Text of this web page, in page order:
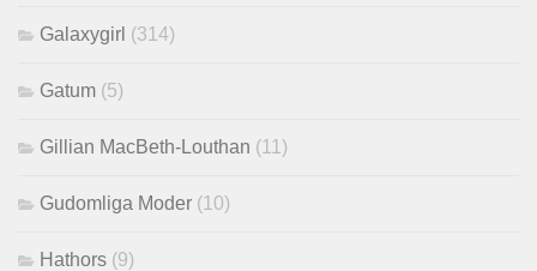
Galaxygirl (314)
Gatum (5)
Gillian MacBeth-Louthan (11)
Gudomliga Moder (10)
Hathors (9)